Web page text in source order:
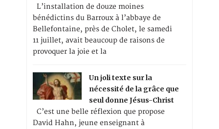
L’installation de douze moines
bénédictins du Barroux à l’abbaye de
Bellefontaine, près de Cholet, le samedi
11 juillet, avait beaucoup de raisons de
provoquer la joie et la
Un joli texte sur la
nécessité de la grâce que
seul donne Jésus-Christ
C’est une belle réflexion que propose
David Hahn, jeune enseignant à